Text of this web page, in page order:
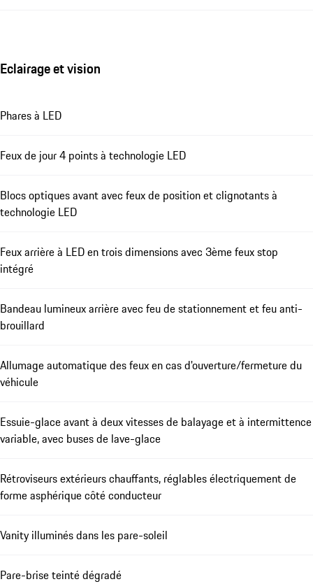
Eclairage et vision
Phares à LED
Feux de jour 4 points à technologie LED
Blocs optiques avant avec feux de position et clignotants à
technologie LED
Feux arrière à LED en trois dimensions avec 3ème feux stop
intégré
Bandeau lumineux arrière avec feu de stationnement et feu anti-
brouillard
Allumage automatique des feux en cas d'ouverture/fermeture du
véhicule
Essuie-glace avant à deux vitesses de balayage et à intermittence
variable, avec buses de lave-glace
Rétroviseurs extérieurs chauffants, réglables électriquement de
forme asphérique côté conducteur
Vanity illuminés dans les pare-soleil
Pare-brise teinté dégradé